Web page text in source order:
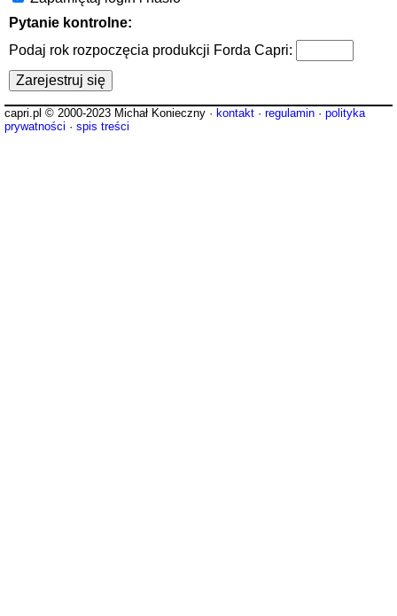
Pytanie kontrolne:
Podaj rok rozpoczęcia produkcji Forda Capri:
capri.pl © 2000-2023 Michał Konieczny · kontakt · regulamin · polityka
prywatności · spis treści